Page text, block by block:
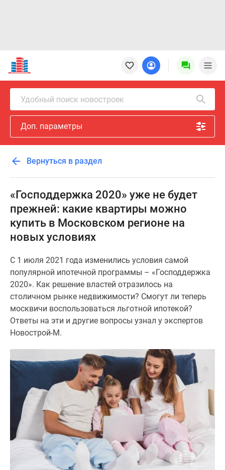
Новостройки
Квартиры
Ипотека
Новостройки
Москвы
Новостройки
Подмосковья
Новостройки
Москвы
Готовые
новостройки
Новостройки
карте
Специальные
Коммерческие
помещения
Продавцы
застройщики
Панорамы
новостроек
новостроек
Экспертиза
Экология
Москвы
Подмосковья
Студии
Удобный поиск новостроек
Доп. параметры
Вернуться в раздел
«Господдержка 2020» уже не будет
прежней: какие квартиры можно
купить в Московском регионе на
новых условиях
С 1 июля 2021 года изменились условия самой
популярной ипотечной программы – «Господдержка
2020». Как решение властей отразилось на
столичном рынке недвижимости? Смогут ли теперь
москвичи воспользоваться льготной ипотекой?
Ответы на эти и другие вопросы узнал у экспертов
Новострой-М.